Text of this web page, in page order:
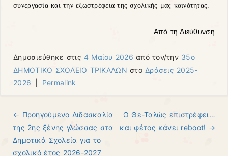
συνεργασία και την εξωστρέφεια της σχολικής μας κοινότητας.
Από τη Διεύθυνση
Δημοσιεύθηκε στις 4 Μαΐου 2026 από τον/την 35ο
ΔΗΜΟΤΙΚΟ ΣΧΟΛΕΙΟ ΤΡΙΚΑΛΩΝ στο Δράσεις 2025-
2026
Permalink
Πλοήγηση άρθρων
← Προηγούμενo Διδασκαλία
της 2ης ξένης γλώσσας στα
Δημοτικά Σχολεία για το
σχολικό έτος 2026-2027
Ο Θε-Ταλώς επιστρέφει…
και φέτος κάνει reboot! →